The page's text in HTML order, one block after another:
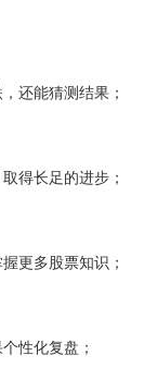
还能猜测结果；
得长足的进步；
更多股票知识；
性化复盘；